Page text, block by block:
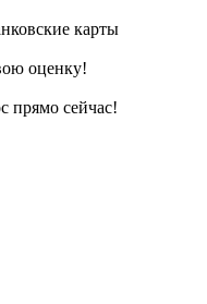
карты
оценку!
прямо сейчас!